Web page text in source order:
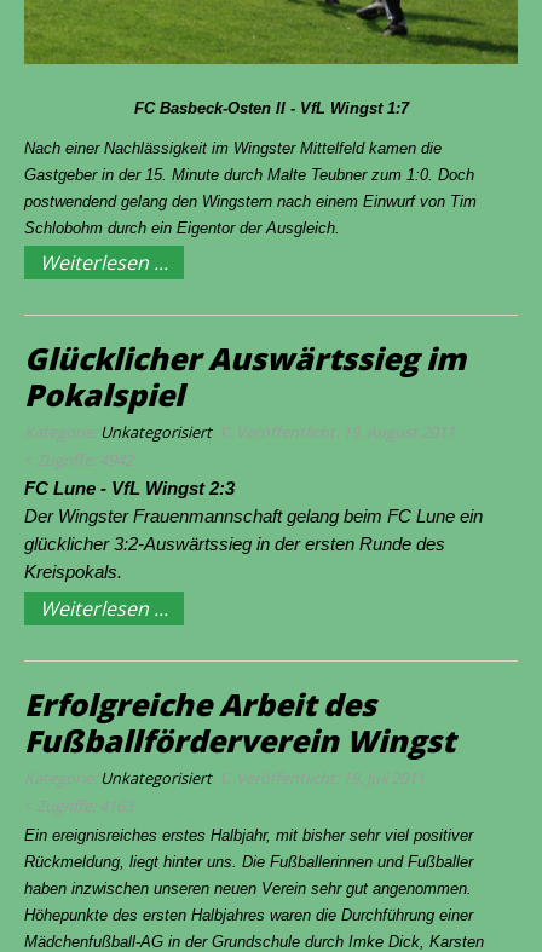
FC Basbeck-Osten II - VfL Wingst 1:7
Nach einer Nachlässigkeit im Wingster Mittelfeld kamen die
Gastgeber in der 15. Minute durch Malte Teubner zum 1:0. Doch
postwendend gelang den Wingstern nach einem Einwurf von Tim
Schlobohm durch ein Eigentor der Ausgleich.
Weiterlesen ...
Glücklicher Auswärtssieg im
Pokalspiel
Kategorie:Unkategorisiert
Veröffentlicht: 19. August 2011
Zugriffe: 4942
FC Lune - VfL Wingst 2:3
Der Wingster Frauenmannschaft gelang beim FC Lune ein
glücklicher 3:2-Auswärtssieg in der ersten Runde des
Kreispokals.
Weiterlesen ...
Erfolgreiche Arbeit des
Fußballförderverein Wingst
Kategorie:Unkategorisiert
Veröffentlicht: 19. Juli 2011
Zugriffe: 4163
Ein ereignisreiches erstes Halbjahr, mit bisher sehr viel positiver
Rückmeldung, liegt hinter uns. Die Fußballerinnen und Fußballer
haben inzwischen unseren neuen Verein sehr gut angenommen.
Höhepunkte des ersten Halbjahres waren die Durchführung einer
Mädchenfußball-AG in der Grundschule durch Imke Dick, Karsten